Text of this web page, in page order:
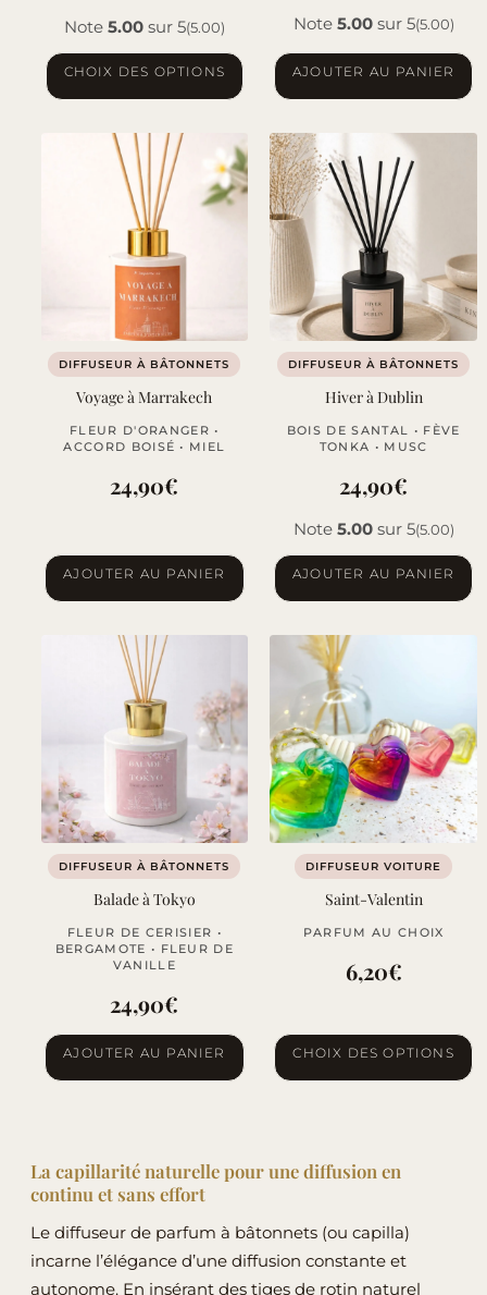
Note 5.00sur 5(5.00)
CHOIX DES OPTIONS
Ce
plusieurs
variations.
Les
options
peuvent
être
choisies
sur
la
page
du
Note 5.00sur 5(5.00)
AJOUTER AU PANIER
DIFFUSEUR À BÂTONNETS
Voyage à Marrakech
FLEUR D'ORANGER •
ACCORD BOISÉ • MIEL
24,90€
AJOUTER AU PANIER
DIFFUSEUR À BÂTONNETS
Hiver à Dublin
BOIS DE SANTAL • FÈVE
TONKA • MUSC
24,90€
Note 5.00sur 5(5.00)
AJOUTER AU PANIER
DIFFUSEUR À BÂTONNETS
Balade à Tokyo
FLEUR DE CERISIER •
BERGAMOTE • FLEUR DE
VANILLE
24,90€
AJOUTER AU PANIER
DIFFUSEUR VOITURE
Saint-Valentin
PARFUM AU CHOIX
6,20€
CHOIX DES OPTIONS
Ce
peuvent
être
La capillarité naturelle pour une diffusion en
continu et sans effort
Le diffuseur de parfum à bâtonnets (ou capilla)
incarne l’élégance d’une diffusion constante et
autonome. En insérant des tiges de rotin naturel